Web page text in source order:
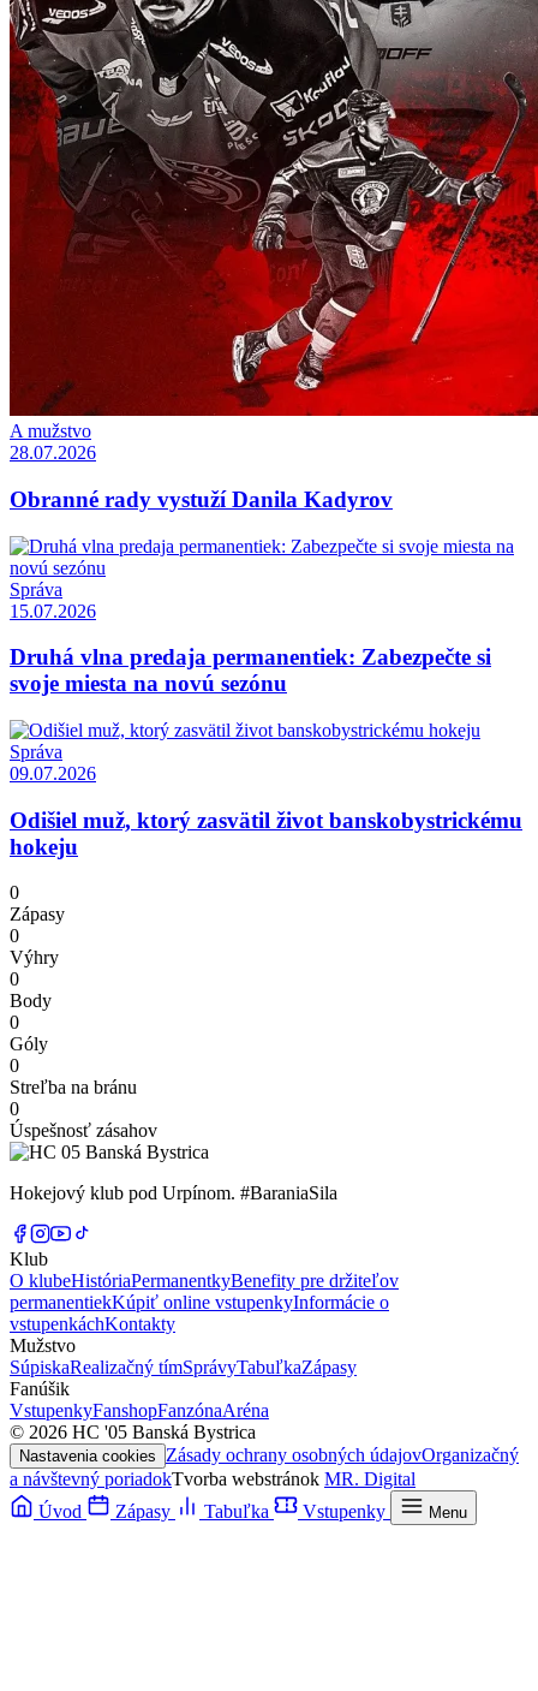
A mužstvo
28.07.2026
Obranné rady vystuží Danila Kadyrov
Správa
15.07.2026
Druhá vlna predaja permanentiek: Zabezpečte si
svoje miesta na novú sezónu
Správa
09.07.2026
Odišiel muž, ktorý zasvätil život banskobystrickému
hokeju
0
Zápasy
0
Výhry
0
Body
0
Góly
0
Streľba na bránu
0
Úspešnosť zásahov
Hokejový klub pod Urpínom. #BaraniaSila
Klub
O klubeHistóriaPermanentkyBenefity pre držiteľov
permanentiekKúpiť online vstupenkyInformácie o
vstupenkáchKontakty
Mužstvo
SúpiskaRealizačný tímSprávyTabuľkaZápasy
Fanúšik
VstupenkyFanshopFanzónaAréna
© 2026 HC '05 Banská Bystrica
Nastavenia cookies Zásady ochrany osobných údajovOrganizačný
a návštevný poriadokTvorba webstránok MR. Digital
Úvod
Zápasy Tabuľka Vstupenky Menu